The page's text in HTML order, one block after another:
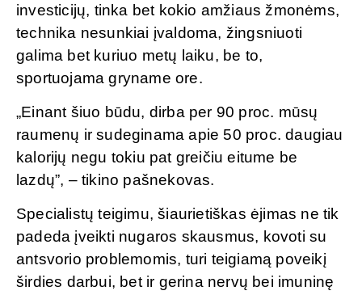
investicijų, tinka bet kokio amžiaus žmonėms,
technika nesunkiai įvaldoma, žingsniuoti
galima bet kuriuo metų laiku, be to,
sportuojama gryname ore.
„Einant šiuo būdu, dirba per 90 proc. mūsų
raumenų ir sudeginama apie 50 proc. daugiau
kalorijų negu tokiu pat greičiu eitume be
lazdų”, – tikino pašnekovas.
Specialistų teigimu, šiaurietiškas ėjimas ne tik
padeda įveikti nugaros skausmus, kovoti su
antsvorio problemomis, turi teigiamą poveikį
širdies darbui, bet ir gerina nervų bei imuninę